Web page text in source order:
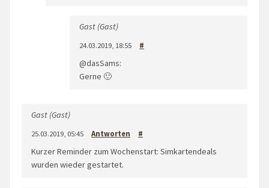
Gast (Gast)
24.03.2019, 18:55 #
@dasSams:
Gerne 🙂
Gast (Gast)
25.03.2019, 05:45 Antworten #
Kurzer Reminder zum Wochenstart: Simkartendeals
wurden wieder gestartet.